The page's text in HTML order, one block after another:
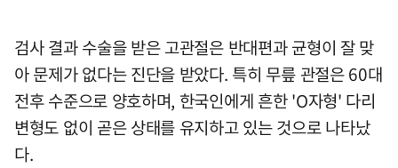
검사 결과 수술을 받은 고관절은 반대편과 균형이 잘 맞
아 문제가 없다는 진단을 받았다. 특히 무릎 관절은 60대
전후 수준으로 양호하며, 한국인에게 흔한 'O자형' 다리
변형도 없이 곧은 상태를 유지하고 있는 것으로 나타났
다.